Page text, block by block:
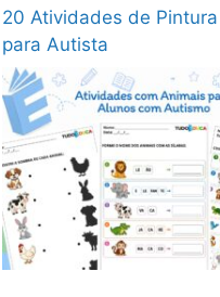
20 Atividades de
para Autista